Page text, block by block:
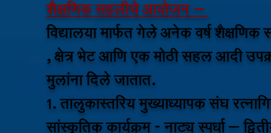
शैक्षणिक सहलीचे आयोजन –
विद्यालया मार्फत गेले अनेक वर्ष
, क्षेत्र भेट आणि एक मोठी सहल आदी
मुलांना दिले जातात.
१. तालुकास्तरिय मुख्याध्यापक संघ
सांस्कृतिक कार्यक्रम - नाट्य स्पर्धा –